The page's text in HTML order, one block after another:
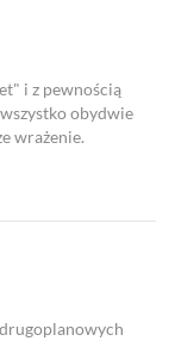
i z pewnością
obydwie
wrażenie.